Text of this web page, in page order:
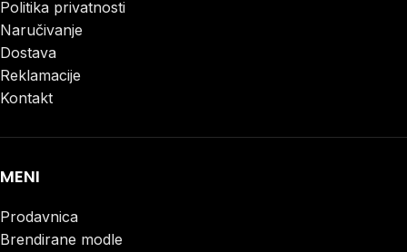
Politika privatnosti
Naručivanje
Dostava
Reklamacije
Kontakt
MENI
Prodavnica
Brendirane modle